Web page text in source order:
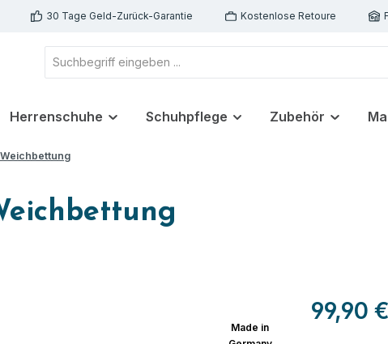
30 Tage Geld-Zurück-Garantie Kostenlose Retoure
Herrenschuhe Schuhpflege Zubehör
Made in
99,90